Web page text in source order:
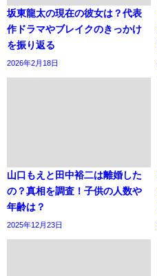
坂東龍太の現在の彼女は？代表
作ドラマやブレイクのきっかけ
を振り返る
2026年2月18日
山口もえと田中裕二は離婚した
の？真相を調査！子供の人数や
年齢は？
2025年12月23日